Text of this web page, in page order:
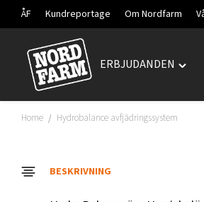
ÅF Kundreportage Om Nordfarm
Hoppa
innehåll
ERBJUDANDEN
Toggle
menu
Home / Hydrobalance avfjädringssystem
BESKRIVNING